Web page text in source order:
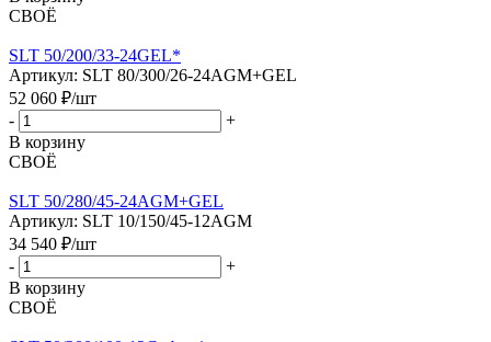
СВОЁ
SLT 50/200/33-24GEL*
Артикул: SLT 80/300/26-24AGM+GEL
52 060 ₽/шт
-
+
В корзину
СВОЁ
SLT 50/280/45-24AGM+GEL
Артикул: SLT 10/150/45-12AGM
34 540 ₽/шт
-
+
В корзину
СВОЁ